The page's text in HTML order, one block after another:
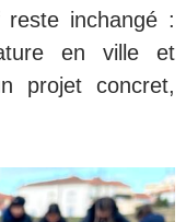
reste inchangé :
en ville et
projet concret,